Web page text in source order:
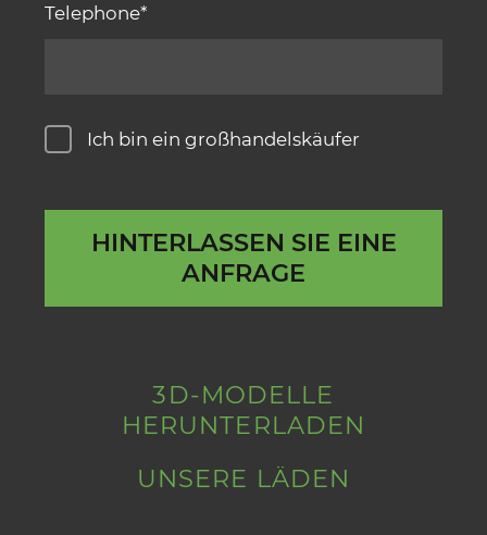
3D-MODELLE
HERUNTERLADEN
UNSERE LÄDEN
Telephone
Ich bin ein großhandelskäufer
HINTERLASSEN SIE EINE
ANFRAGE